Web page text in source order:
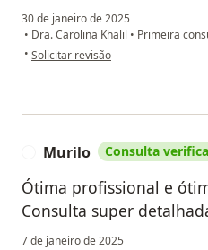
30 de janeiro de 2025
• Dra. Carolina Khalil • Primeira
• na opinião do utilizador CHB
Solicitar revisão
Murilo Consulta
Ótima profissional e
Consulta super
7 de janeiro de 2025